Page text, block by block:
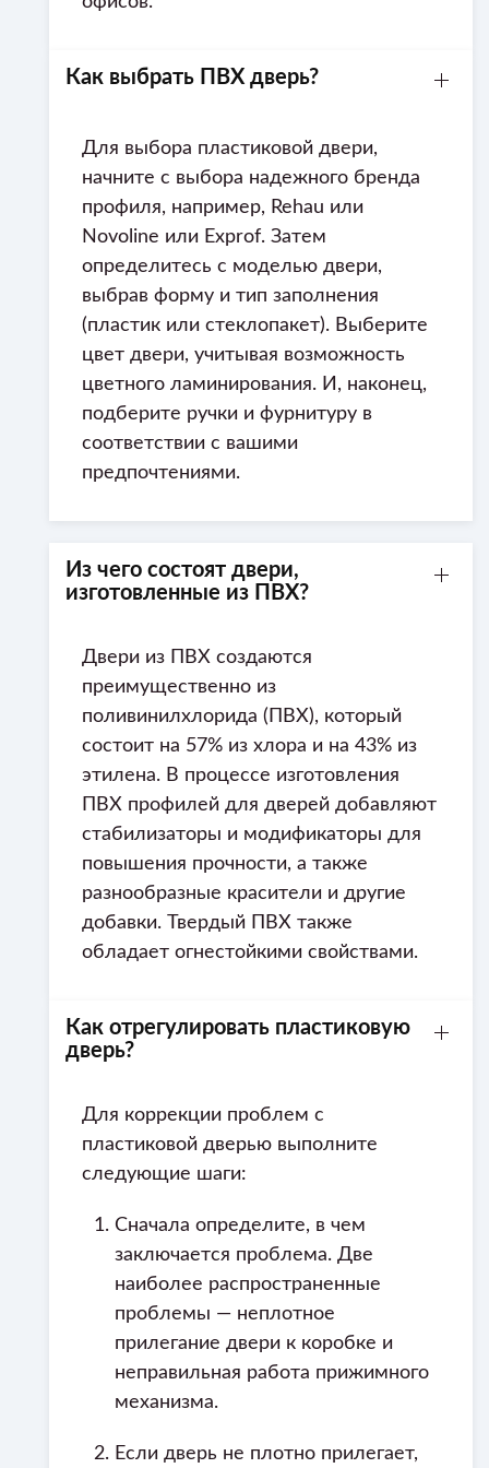
Как выбрать ПВХ дверь?
Для выбора пластиковой двери,
начните с выбора надежного бренда
профиля, например, Rehau или
Novoline или Exprof. Затем
определитесь с моделью двери,
выбрав форму и тип заполнения
(пластик или стеклопакет). Выберите
цвет двери, учитывая возможность
цветного ламинирования. И, наконец,
подберите ручки и фурнитуру в
соответствии с вашими
предпочтениями.
Из чего состоят двери,
изготовленные из ПВХ?
Двери из ПВХ создаются
преимущественно из
поливинилхлорида (ПВХ), который
состоит на 57% из хлора и на 43% из
этилена. В процессе изготовления
ПВХ профилей для дверей добавляют
стабилизаторы и модификаторы для
повышения прочности, а также
разнообразные красители и другие
добавки. Твердый ПВХ также
обладает огнестойкими свойствами.
Как отрегулировать пластиковую
дверь?
Для коррекции проблем с
пластиковой дверью выполните
следующие шаги:
Сначала определите, в чем
заключается проблема. Две
наиболее распространенные
проблемы — неплотное
прилегание двери к коробке и
неправильная работа прижимного
механизма.
Если дверь не плотно прилегает,